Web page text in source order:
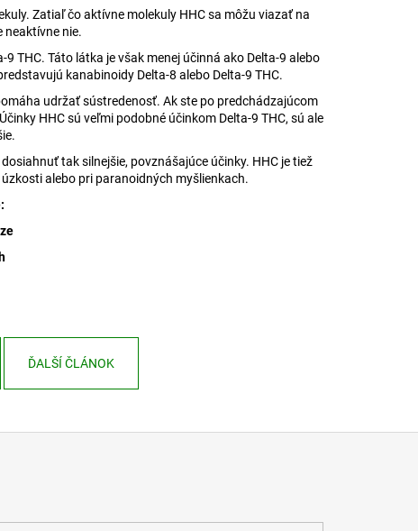
Zatiaľ čo aktívne molekuly HHC sa môžu viazať na
neaktívne nie.
THC. Táto látka je však menej účinná ako Delta-9 alebo
kanabinoidy Delta-8 alebo Delta-9 THC.
udržať sústredenosť. Ak ste po predchádzajúcom
HHC sú veľmi podobné účinkom Delta-9 THC, sú ale
tak silnejšie, povznášajúce účinky. HHC je tiež
alebo pri paranoidných myšlienkach.
ĎALŠÍ ČLÁNOK